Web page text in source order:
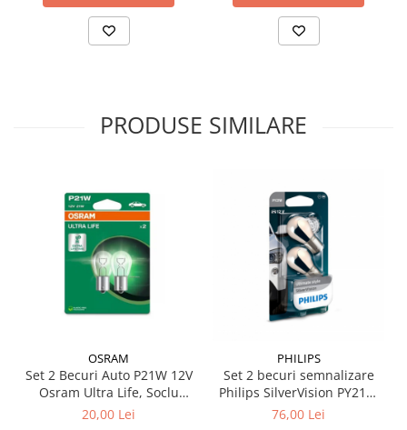
PRODUSE SIMILARE
OSRAM
Set 2 Becuri Auto P21W 12V
Osram Ultra Life, Soclu
BA15s, Durata de Viata
20,00 Lei
PHILIPS
Set 2 becuri semnalizare
Philips SilverVision PY21W
BAU15s 12V 21W
76,00 Lei